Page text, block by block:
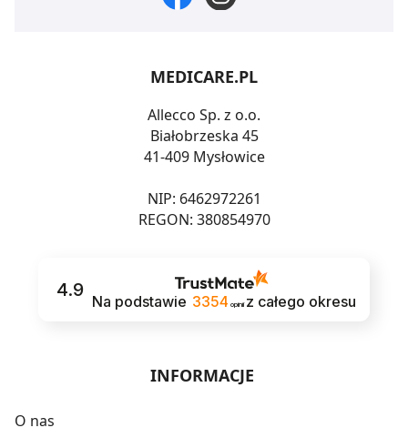
MEDICARE.PL
Allecco Sp. z o.o.
Białobrzeska 45
41-409 Mysłowice
NIP: 6462972261
REGON: 380854970
4.9
Na podstawie 3354 opinii z całego okresu
INFORMACJE
O nas